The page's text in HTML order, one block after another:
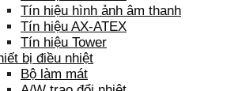
Tín hiệu hình ảnh âm thanh
Tín hiệu AX-ATEX
Tín hiệu Tower
bị điều nhiệt
Bộ làm mát